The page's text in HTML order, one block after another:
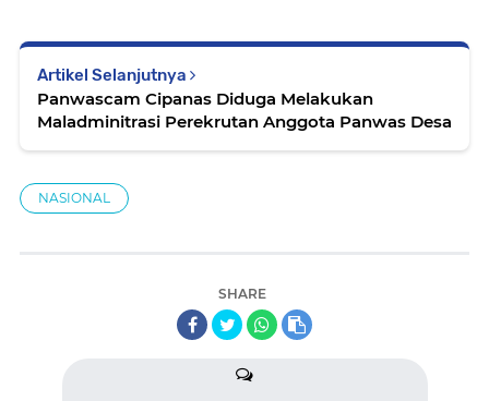
Artikel Selanjutnya
Panwascam Cipanas Diduga Melakukan
Maladminitrasi Perekrutan Anggota Panwas Desa
NASIONAL
SHARE